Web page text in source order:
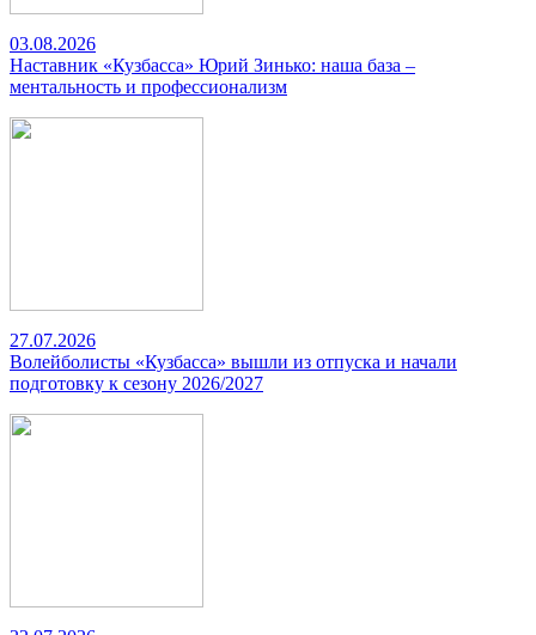
03.08.2026
Наставник «Кузбасса» Юрий Зинько: наша база –
ментальность и профессионализм
27.07.2026
Волейболисты «Кузбасса» вышли из отпуска и начали
подготовку к сезону 2026/2027